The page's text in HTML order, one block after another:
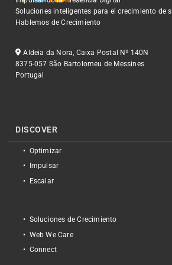
Soluciones inteligentes para el crecimiento de
Hablemos de Crecimiento
Aldeia da Nora, Caixa Postal Nº 140N
8375-057 São Bartolomeu de Messines
Portugal
DISCOVER
Optimizar
Impulsar
Escalar
Soluciones de Crecimiento
Web We Care
Connect
_ga
Purpose:
Análise estatística de visitas (Google)